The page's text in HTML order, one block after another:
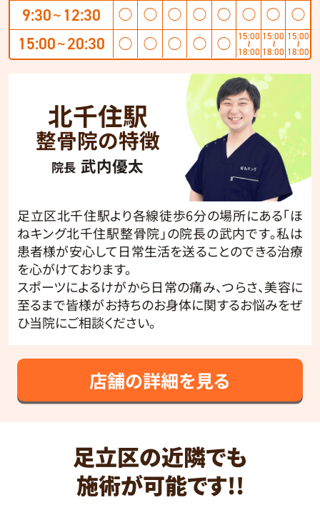
9:30 〜 12:30 ◯ ◯ ◯ ◯ ◯ ◯ ◯ ◯
15:00 〜 20:30 ◯ ◯ ◯ ◯ ◯ 15:00
〜
18:00
15:00
〜
18:00
15:00
〜
18:00
北千住駅
整骨院の特徴
院長 武内優太
足立区北千住駅より各線徒歩6分の場所にある「ほ
ねキング北千住駅整骨院」の院長の武内です。私は
患者様が安心して日常生活を送ることのできる治療
を心がけております。
スポーツによるけがから日常の痛み、つらさ、美容に
至るまで皆様がお持ちのお身体に関するお悩みをぜ
ひ当院にご相談ください。
店舗の詳細を見る
足立区の近隣でも
施術が可能です!!